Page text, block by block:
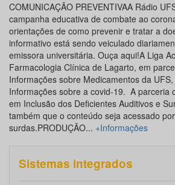
COMUNICAÇÃO PREVENTIVAA Rádio
campanha educativa de combate ao
orientações de como prevenir e tratar a
informativo está sendo veiculado
emissora universitária. Ouça aqui!A Liga
Farmacologia Clínica de Lagarto, em
Informações sobre Medicamentos da
Informações sobre a covid-19. A parceria
em Inclusão dos Deficientes Auditivos e
também que o conteúdo seja acessado
surdas.PRODUÇÃO... +Informações
Sistemas integrados